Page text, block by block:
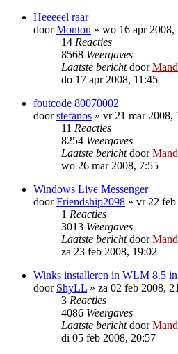
Heeeeel raar
doorMonton » wo 16 apr 2008,
14 Reacties
8568 Weergaves
Laatste berichtdoor
do 17 apr 2008, 11:45
foutcode 80070002
doorstefanos » vr 21 mar 2008,
11 Reacties
8254 Weergaves
Laatste berichtdoor
wo 26 mar 2008, 7:55
Windows Live Messenger
doorFriendship2098 » vr 22 feb
1 Reacties
3013 Weergaves
Laatste berichtdoor
za 23 feb 2008, 19:02
Winks installeren in WLM 8.5
door ShyLL » za 02 feb 2008,
3 Reacties
4086 Weergaves
Laatste berichtdoor
di 05 feb 2008, 20:57